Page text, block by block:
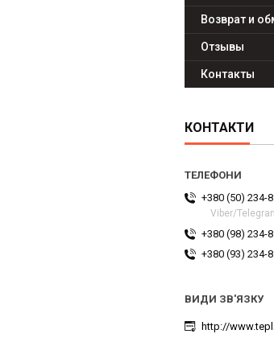
Возврат и
Отзывы
Контакты
КОНТАКТИ
+380 (50) 234-
Viber/
+380 (98) 234-
+380 (93) 234-
http://